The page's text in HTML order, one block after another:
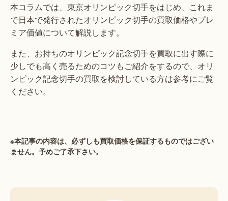
本コラムでは、東京オリンピック切手をはじめ、これま
で日本で発行されたオリンピック切手の買取価格やプレ
ミア価値について解説します。
また、お持ちのオリンピック記念切手を買取に出す際に
少しでも高く売るためのコツもご紹介をするので、オリ
ンピック記念切手の買取を検討している方は参考にご覧
ください。
※本記事の内容は、必ずしも買取価格を保証するものではござい
ません。予めご了承下さい。